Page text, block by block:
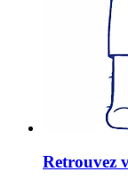
Retrouvez